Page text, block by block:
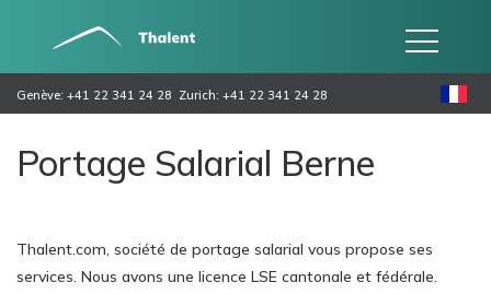
Genève: +41 22 341 24 28 Zurich: +41 22 341 24 28
Portage Salarial Berne
Thalent.com, société de portage salarial vous propose ses
services. Nous avons une licence LSE cantonale et fédérale.